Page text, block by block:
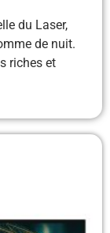
du Laser,
de nuit.
riches et